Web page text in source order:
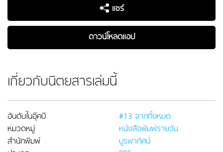
แชร์
ดาวน์โหลดแอป
เกี่ยวกับนิตยสารเล่มนี้
อันดับในอุ๊คบี
#13 จากทั้งหมด
หมวดหมู่
หนังสือพิมพ์รายวัน
สำนักพิมพ์
บูรพาทัศน์